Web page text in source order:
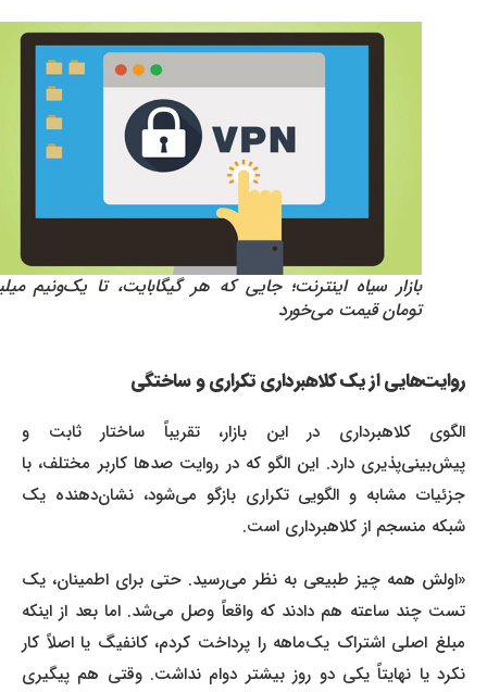
بازار سیاه اینترنت؛ جایی که هر گیگابایت، تا یک‌ونیم میلیون
تومان قیمت می‌خورد
روایت‌هایی از یک کلاهبرداری تکراری و ساختگی
الگوی کلاهبرداری در این بازار، تقریباً ساختار ثابت و
پیش‌بینی‌پذیری دارد. این الگو که در روایت صدها کاربر مختلف، با
جزئیات مشابه و الگویی تکراری بازگو می‌شود، نشان‌دهنده یک
شبکه منسجم از کلاهبرداری است.
«اولش همه چیز طبیعی به نظر می‌رسید. حتی برای اطمینان، یک
تست چند ساعته هم دادند که واقعاً وصل می‌شد. اما بعد از اینکه
مبلغ اصلی اشتراک یک‌ماهه را پرداخت کردم، کانفیگ یا اصلاً کار
نکرد یا نهایتاً یکی دو روز بیشتر دوام نداشت. وقتی هم پیگیری